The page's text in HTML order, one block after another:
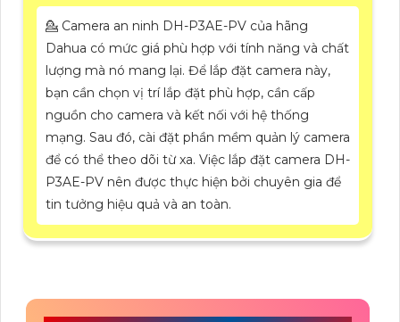
💁 Camera an ninh DH-P3AE-PV của hãng
Dahua có mức giá phù hợp với tính năng và chất
lượng mà nó mang lại. Để lắp đặt camera này,
bạn cần chọn vị trí lắp đặt phù hợp, cần cấp
nguồn cho camera và kết nối với hệ thống
mạng. Sau đó, cài đặt phần mềm quản lý camera
để có thể theo dõi từ xa. Việc lắp đặt camera DH-
P3AE-PV nên được thực hiện bởi chuyên gia để
tin tưởng hiệu quả và an toàn.